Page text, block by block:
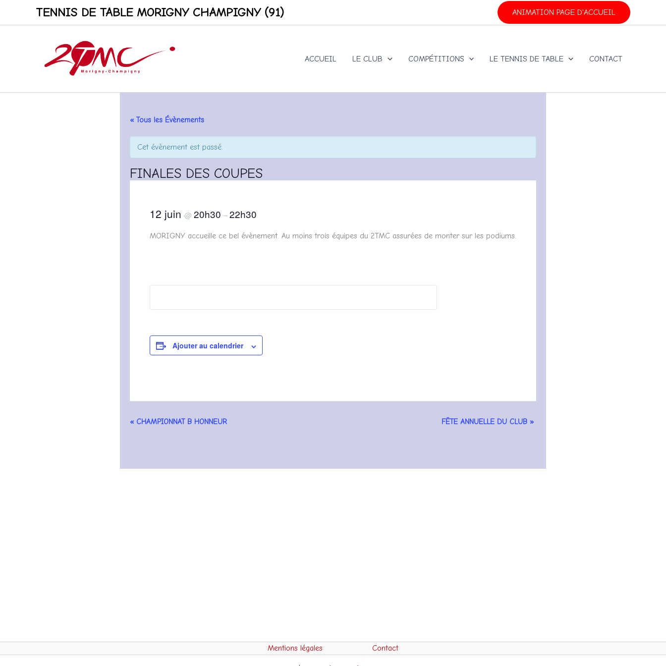
TENNIS DE TABLE MORIGNY CHAMPIGNY (91) ANIMATION PAGE D'ACCUEIL
ACCUEIL LE CLUB COMPÉTITIONS LE TENNIS DE TABLE CONTACT
« Tous les Évènements
Cet évènement est passé.
FINALES DES COUPES
12 juin @ 20h30 –22h30
MORIGNY accueille ce bel évènement. Au moins trois équipes du 2TMC assurées de monter sur les podiums.
Ajouter au calendrier
Navigation
«CHAMPIONNAT B HONNEUR FÊTE ANNUELLE DU CLUB »
Mentions légales Contact